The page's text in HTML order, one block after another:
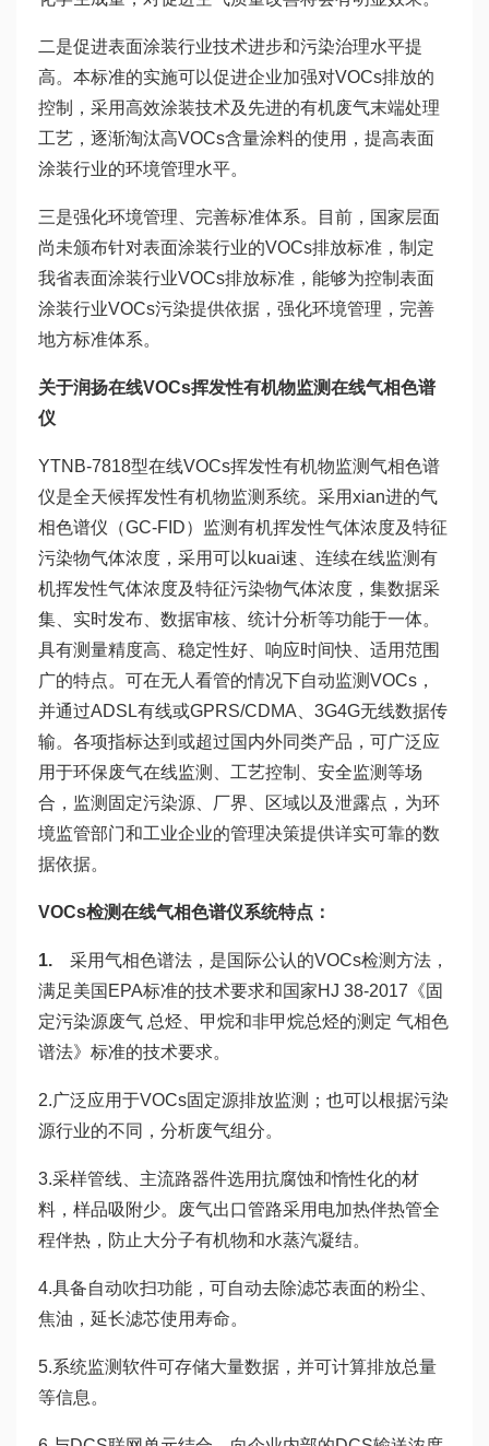
二是促进表面涂装行业技术进步和污染治理水平提
高。本标准的实施可以促进企业加强对VOCs排放的
控制，采用高效涂装技术及先进的有机废气末端处理
工艺，逐渐淘汰高VOCs含量涂料的使用，提高表面
涂装行业的环境管理水平。
三是强化环境管理、完善标准体系。目前，国家层面
尚未颁布针对表面涂装行业的VOCs排放标准，制定
我省表面涂装行业VOCs排放标准，能够为控制表面
涂装行业VOCs污染提供依据，强化环境管理，完善
地方标准体系。
关于润扬在线VOCs挥发性有机物监测在线气相色谱
仪
YTNB-7818型在线VOCs挥发性有机物监测气相色谱
仪是全天候挥发性有机物监测系统。采用xian进的气
相色谱仪（GC-FID）监测有机挥发性气体浓度及特征
污染物气体浓度，采用可以kuai速、连续在线监测有
机挥发性气体浓度及特征污染物气体浓度，集数据采
集、实时发布、数据审核、统计分析等功能于一体。
具有测量精度高、稳定性好、响应时间快、适用范围
广的特点。可在无人看管的情况下自动监测VOCs，
并通过ADSL有线或GPRS/CDMA、3G4G无线数据传
输。各项指标达到或超过国内外同类产品，可广泛应
用于环保废气在线监测、工艺控制、安全监测等场
合，监测固定污染源、厂界、区域以及泄露点，为环
境监管部门和工业企业的管理决策提供详实可靠的数
据依据。
VOCs检测在线气相色谱仪系统特点：
1. 采用气相色谱法，是国际公认的VOCs检测方法，
满足美国EPA标准的技术要求和国家HJ 38-2017《固
定污染源废气 总烃、甲烷和非甲烷总烃的测定 气相色
谱法》标准的技术要求。
2.广泛应用于VOCs固定源排放监测；也可以根据污染
源行业的不同，分析废气组分。
3.采样管线、主流路器件选用抗腐蚀和惰性化的材
料，样品吸附少。废气出口管路采用电加热伴热管全
程伴热，防止大分子有机物和水蒸汽凝结。
4.具备自动吹扫功能，可自动去除滤芯表面的粉尘、
焦油，延长滤芯使用寿命。
5.系统监测软件可存储大量数据，并可计算排放总量
等信息。